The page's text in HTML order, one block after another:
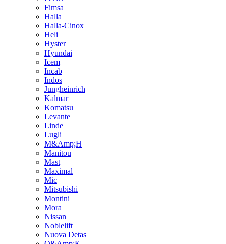
Fimsa
Halla
Halla-Cinox
Heli
Hyster
Hyundai
Icem
Incab
Indos
Jungheinrich
Kalmar
Komatsu
Levante
Linde
Lugli
M&Amp;H
Manitou
Mast
Maximal
Mic
Mitsubishi
Montini
Mora
Nissan
Noblelift
Nuova Detas